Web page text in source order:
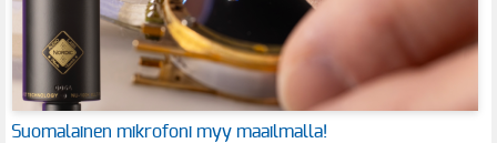
Suomalainen mikrofoni myy maailmalla!